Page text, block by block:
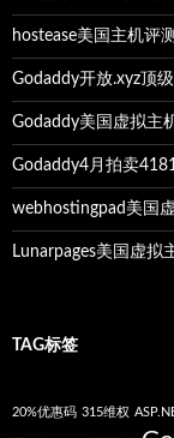
hostease美国主机评测
Godaddy开放.xyz顶
Godaddy美国虚拟主
Godaddy4月拍卖
webhostingpad美国
Lunarpages美国虚拟
TAG标签
20%优惠码 315维权